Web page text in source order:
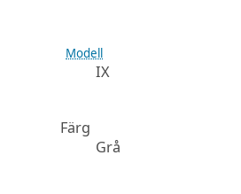
Modell
IX
Färg
Grå